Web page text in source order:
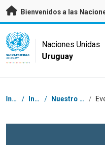
Saltar a contenido principal
Bienvenidos a las
UN Logo
NACIONES UNIDAS
URUGUAY
Naciones Unidas
Uruguay
Coordenadas dentro de la
Inicio / Inicio / Nuestro trabajo /